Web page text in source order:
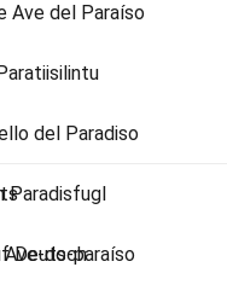
del Paraíso
del Paradiso
do-paraíso
Deutsch